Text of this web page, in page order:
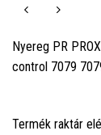
Nyereg PR
control 7079
Termék raktár